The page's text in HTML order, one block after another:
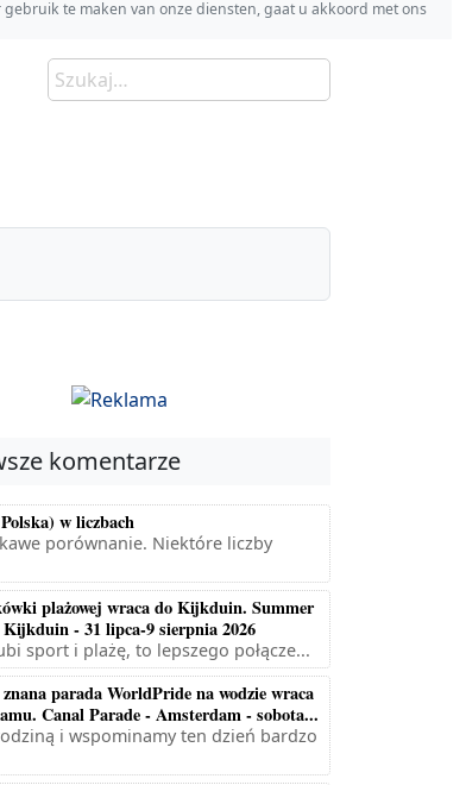
gebruik te maken van onze diensten, gaat u akkoord met ons
komentarze
w liczbach
porównanie. Niektóre liczby
plażowej wraca do Kijkduin. Summer
- 31 lipca-9 sierpnia 2026
sport i plażę, to lepszego połącze...
parada WorldPride na wodzie wraca
Canal Parade - Amsterdam - sobota...
i wspominamy ten dzień bardzo